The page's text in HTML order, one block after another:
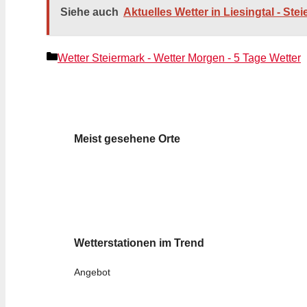
Siehe auch Aktuelles Wetter in Liesingtal -
Kategorien
Wetter Steiermark - Wetter Morgen - 5 Tage Wetter
Meist gesehene Orte
Wetterstationen im Trend
Angebot